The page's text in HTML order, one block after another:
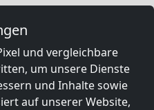
und vergleichbare
um unsere Dienste
und Inhalte sowie
auf unserer Website,